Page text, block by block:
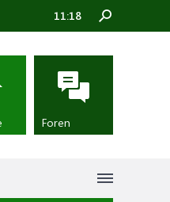
11:18
Foren